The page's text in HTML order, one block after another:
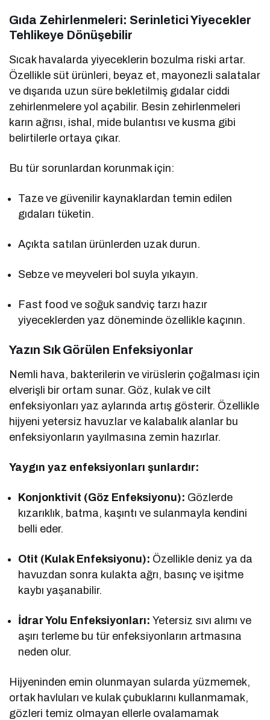
Gıda Zehirlenmeleri: Serinletici Yiyecekler
Tehlikeye Dönüşebilir
Sıcak havalarda yiyeceklerin bozulma riski artar.
Özellikle süt ürünleri, beyaz et, mayonezli salatalar
ve dışarıda uzun süre bekletilmiş gıdalar ciddi
zehirlenmelere yol açabilir. Besin zehirlenmeleri
karın ağrısı, ishal, mide bulantısı ve kusma gibi
belirtilerle ortaya çıkar.
Bu tür sorunlardan korunmak için:
Taze ve güvenilir kaynaklardan temin edilen
gıdaları tüketin.
Açıkta satılan ürünlerden uzak durun.
Sebze ve meyveleri bol suyla yıkayın.
Fast food ve soğuk sandviç tarzı hazır
yiyeceklerden yaz döneminde özellikle kaçının.
Yazın Sık Görülen Enfeksiyonlar
Nemli hava, bakterilerin ve virüslerin çoğalması için
elverişli bir ortam sunar. Göz, kulak ve cilt
enfeksiyonları yaz aylarında artış gösterir. Özellikle
hijyeni yetersiz havuzlar ve kalabalık alanlar bu
enfeksiyonların yayılmasına zemin hazırlar.
Yaygın yaz enfeksiyonları şunlardır:
Konjonktivit (Göz Enfeksiyonu): Gözlerde
kızarıklık, batma, kaşıntı ve sulanmayla kendini
belli eder.
Otit (Kulak Enfeksiyonu): Özellikle deniz ya da
havuzdan sonra kulakta ağrı, basınç ve işitme
kaybı yaşanabilir.
İdrar Yolu Enfeksiyonları: Yetersiz sıvı alımı ve
aşırı terleme bu tür enfeksiyonların artmasına
neden olur.
Hijyeninden emin olunmayan sularda yüzmemek,
ortak havluları ve kulak çubuklarını kullanmamak,
gözleri temiz olmayan ellerle ovalamamak